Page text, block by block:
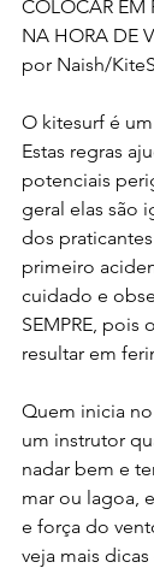
COLOCAR EM
NA HORA DE
por Naish/
O kitesurf é
Estas regras
potenciais
geral elas são
dos
primeiro
cuidado e
SEMPRE, pois
resultar em
Quem inicia
um instrutor
nadar bem e
mar ou lagoa,
e força do
veja mais